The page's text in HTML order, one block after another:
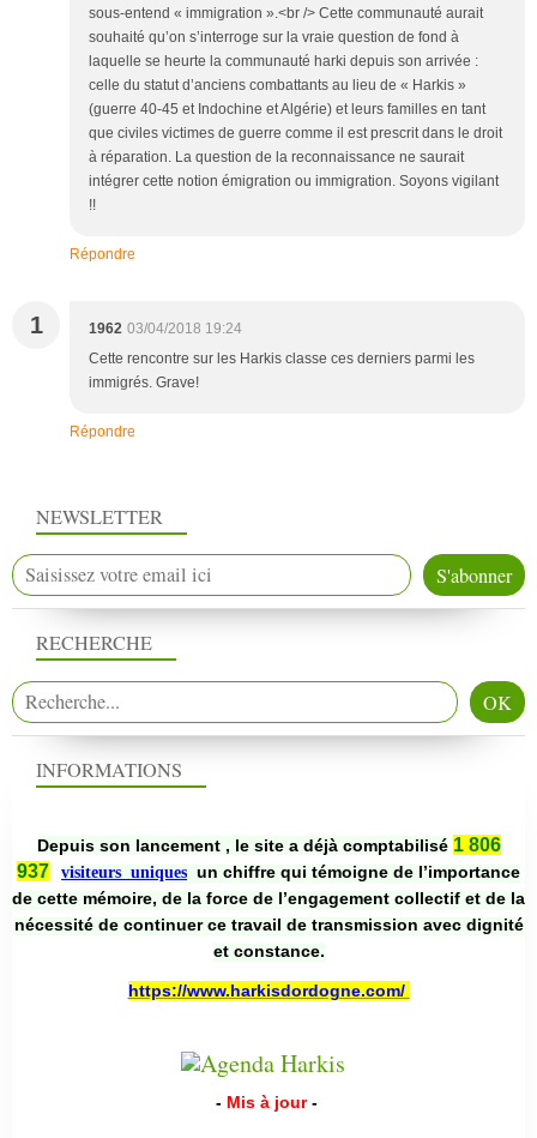
sous-entend « immigration ».<br /> Cette communauté aurait
souhaité qu’on s’interroge sur la vraie question de fond à
laquelle se heurte la communauté harki depuis son arrivée :
celle du statut d’anciens combattants au lieu de « Harkis »
(guerre 40-45 et Indochine et Algérie) et leurs familles en tant
que civiles victimes de guerre comme il est prescrit dans le droit
à réparation. La question de la reconnaissance ne saurait
intégrer cette notion émigration ou immigration. Soyons vigilant
!!
Répondre
1 1962 03/04/2018 19:24
Cette rencontre sur les Harkis classe ces derniers parmi les
immigrés. Grave!
Répondre
NEWSLETTER
RECHERCHE
INFORMATIONS
Depuis son lancement , le site a déjà comptabilisé 1 806
937
visiteurs uniques un chiffre qui témoigne de l’importance
de cette mémoire, de la force de l’engagement collectif et de la
nécessité de continuer ce travail de transmission avec dignité
et constance.
https://www.harkisdordogne.com/
- Mis à jour -